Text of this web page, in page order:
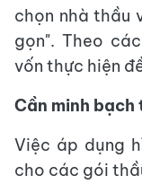
chọn nhà thầu
gọn". Theo
vốn thực hiện
Cần minh
Việc áp dụng
cho các gói